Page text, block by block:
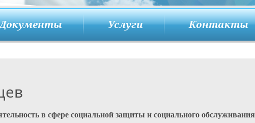
Документы Услуги Контакты
в сфере социальной защиты и социального обслуживания